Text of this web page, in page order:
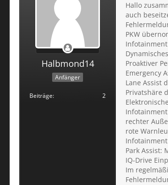
Halbmond14
Anfänger
Beiträge 2
Hallo
auch
PKW
Proaktiver
Emergency
Lane Assist
Privatshäre
rechter
rote
Park Assist:
IQ-Drive
Im